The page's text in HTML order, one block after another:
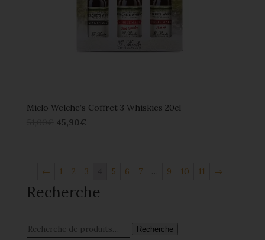
Miclo Welche’s Coffret 3 Whiskies 20cl
45,90€
← 1 2 3 5 6 7 … 9 10 11 →
Recherche
Recherche